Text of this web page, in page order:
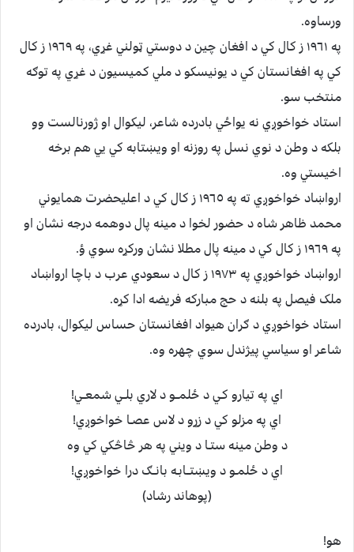
ورساوه.
په ١٩٦١ ز کال کي د افغان چين د دوستي ټولني غړي، په ١٩٦٩ ز کال
کي په افغانستان کي د يونيسکو د ملي کميسيون د غړي په توګه
منتخب سو.
استاد خواخوږي نه يواځي بادرده شاعر، ليکوال او ژورنالست وو
بلکه د وطن د نوي نسل په روزنه او ويښتابه کي يي هم برخه
اخيستي وه.
ارواښاد خواخوږي ته په ١٩٦٥ ز کال کي د اعليحضرت همايوني
محمد ظاهر شاه د حضور لخوا د مينه پال دوهمه درجه نشان او
په ١٩٦٩ ز کال کي د مينه پال مطلا نشان ورکړه سوي ؤ.
ارواښاد خواخوږي په ١٩٧٣ ز کال د سعودي عرب د باچا ارواښاد
ملک فيصل په بلنه د حج مبارکه فريضه ادا کړه.
استاد خواخوږي د ګران هيواد افغانستان حساس ليکوال، بادرده
شاعر او سياسي پيژندل سوي چهره وه.
اي په تيارو کـي د ځلمــو د لاري بلــي شمعــي!
اي په مزلو کي د زړو د لاس عصـا خواخوږي!
د وطن مينه ستـا د ويني په هر څاڅکي کي وه
اي د ځلمـو د ويښتــابـه بانــګ درا خواخوږي!
(پوهاند رشاد)
هو!